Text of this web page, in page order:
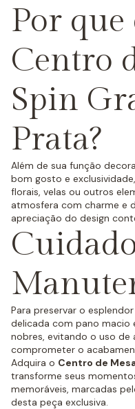
Por que
Centro
Spin
Prata?
Além de sua função
bom gosto e
florais, velas ou outros
atmosfera com charme e
apreciação do design
Para preservar o
delicada com pano macio
nobres, evitando o uso de
comprometer o
Adquira o Centro de
transforme seus
memoráveis, marcadas
desta peça exclusiva.